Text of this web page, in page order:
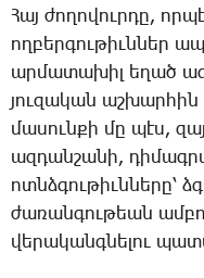
­­Հայ ժո­ղո­վուր­դը,
ող­բեր­գու­թիւն­ներ
ար­մա­տա­խիլ ե­ղած
յու­զա­կան աշ­խար­հին
մա­սուն­քի մը պէս,
ազ­դան­շա­նի,
ոտնձ­գու­թիւն­նե­րը՝
ժա­ռան­գու­թեան
վե­րա­կանգ­նե­լու